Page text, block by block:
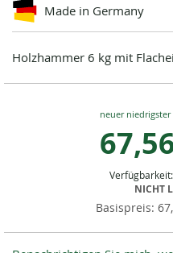
Made in Germany
Holzhammer 6 kg mit
Special
Verfügbarkeit:
NICHT